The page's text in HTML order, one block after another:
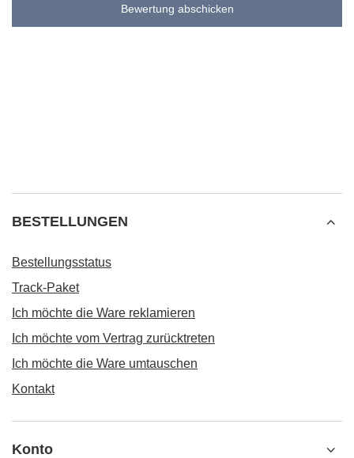
Bewertung abschicken
BESTELLUNGEN
Bestellungsstatus
Track-Paket
Ich möchte die Ware reklamieren
Ich möchte vom Vertrag zurücktreten
Ich möchte die Ware umtauschen
Kontakt
Konto